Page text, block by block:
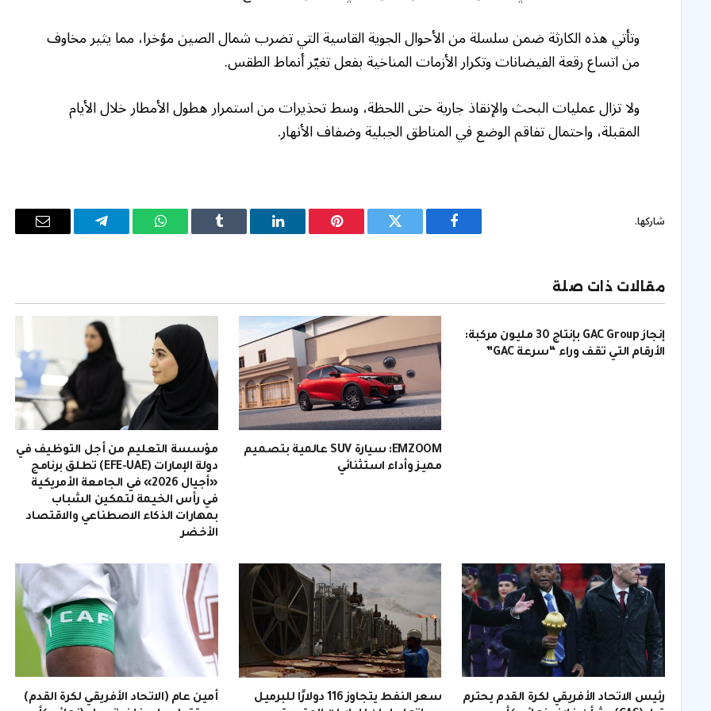
وتأتي هذه الكارثة ضمن سلسلة من الأحوال الجوية القاسية التي تضرب شمال الصين مؤخرا، مما يثير مخاوف
من اتساع رقعة الفيضانات وتكرار الأزمات المناخية بفعل تغيّر أنماط الطقس.
ولا تزال عمليات البحث والإنقاذ جارية حتى اللحظة، وسط تحذيرات من استمرار هطول الأمطار خلال الأيام
المقبلة، واحتمال تفاقم الوضع في المناطق الجبلية وضفاف الأنهار.
شاركها.
فيسبوك تويتر بينتيريستلينكدإن Tumblr واتساب تيلقرام
البريد
مقالات ذات صلة
إنجاز GAC Group بإنتاج 30 مليون مركبة:
الأرقام التي تقف وراء “سرعة GAC”
EMZOOM: سيارة SUV عالمية بتصميم
مميز وأداء استثنائي
مؤسسة التعليم من أجل التوظيف في
دولة الإمارات (EFE-UAE) تطلق برنامج
«أجيال 2026» في الجامعة الأمريكية
في رأس الخيمة لتمكين الشباب
بمهارات الذكاء الاصطناعي والاقتصاد
الأخضر
رئيس الاتحاد الأفريقي لكرة القدم يحترم
سعر النفط يتجاوز 116 دولارًا للبرميل
أمين عام (الاتحاد الأفريقي لكرة القدم)